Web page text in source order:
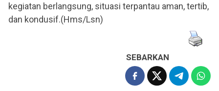
kegiatan berlangsung, situasi terpantau aman, tertib,
dan kondusif.(Hms/Lsn)
SEBARKAN